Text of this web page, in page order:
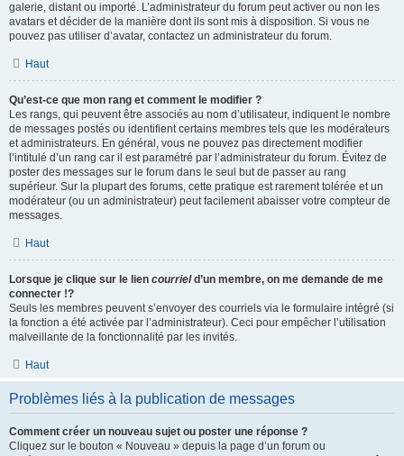
galerie, distant ou importé. L’administrateur du forum peut activer ou non les
avatars et décider de la manière dont ils sont mis à disposition. Si vous ne
pouvez pas utiliser d’avatar, contactez un administrateur du forum.
Haut
Qu’est-ce que mon rang et comment le modifier ?
Les rangs, qui peuvent être associés au nom d’utilisateur, indiquent le nombre
de messages postés ou identifient certains membres tels que les modérateurs
et administrateurs. En général, vous ne pouvez pas directement modifier
l’intitulé d’un rang car il est paramétré par l’administrateur du forum. Évitez de
poster des messages sur le forum dans le seul but de passer au rang
supérieur. Sur la plupart des forums, cette pratique est rarement tolérée et un
modérateur (ou un administrateur) peut facilement abaisser votre compteur de
messages.
Haut
Lorsque je clique sur le lien courrield’un membre, on me demande de me
connecter !?
Seuls les membres peuvent s’envoyer des courriels via le formulaire intégré (si
la fonction a été activée par l’administrateur). Ceci pour empêcher l’utilisation
malveillante de la fonctionnalité par les invités.
Haut
Problèmes liés à la publication de messages
Comment créer un nouveau sujet ou poster une réponse ?
Cliquez sur le bouton « Nouveau » depuis la page d’un forum ou